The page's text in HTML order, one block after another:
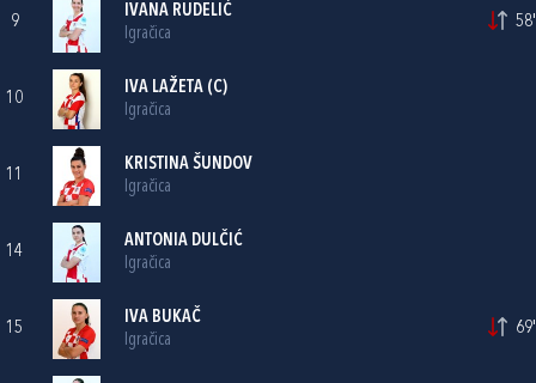
9
IVANA RUDELIĆ
Igračica
58'
10
IVA LAŽETA (C)
Igračica
11
KRISTINA ŠUNDOV
Igračica
14
ANTONIA DULČIĆ
Igračica
15
IVA BUKAČ
Igračica
69'